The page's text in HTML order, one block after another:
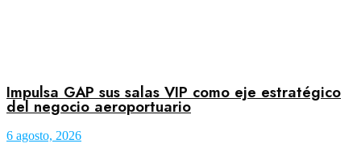
Impulsa GAP sus salas VIP como eje estratégico
del negocio aeroportuario
6 agosto, 2026